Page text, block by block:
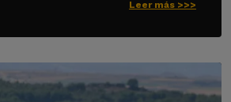
Leer más >>>